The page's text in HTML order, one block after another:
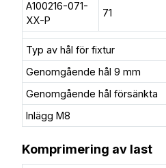
A100216-071-
XX-P
71
Typ av hål för fixtur
Genomgående hål 9 mm
Genomgående hål försänkta
Inlägg M8
Komprimering av last